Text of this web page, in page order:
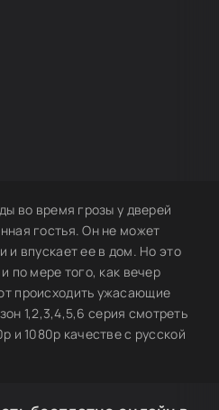
во время грозы у дверей
гостья. Он не может
и впускает ее в дом. Но это
по мере того, как вечер
происходить ужасающие
1,2,3,4,5,6 серия смотреть
и 1080p качестве с русской